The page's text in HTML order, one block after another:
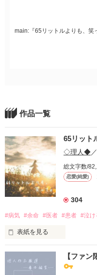
main:『65リットルよりも、笑
作品一覧
65リット
◇理人◆
総文字数/
恋愛(純愛)
304
#病気 #余命 #医者 #患者 #泣け
表紙を見る
【ファ